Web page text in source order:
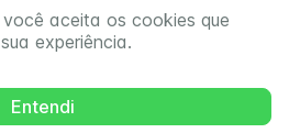
aceita os cookies que
experiência.
Entendi